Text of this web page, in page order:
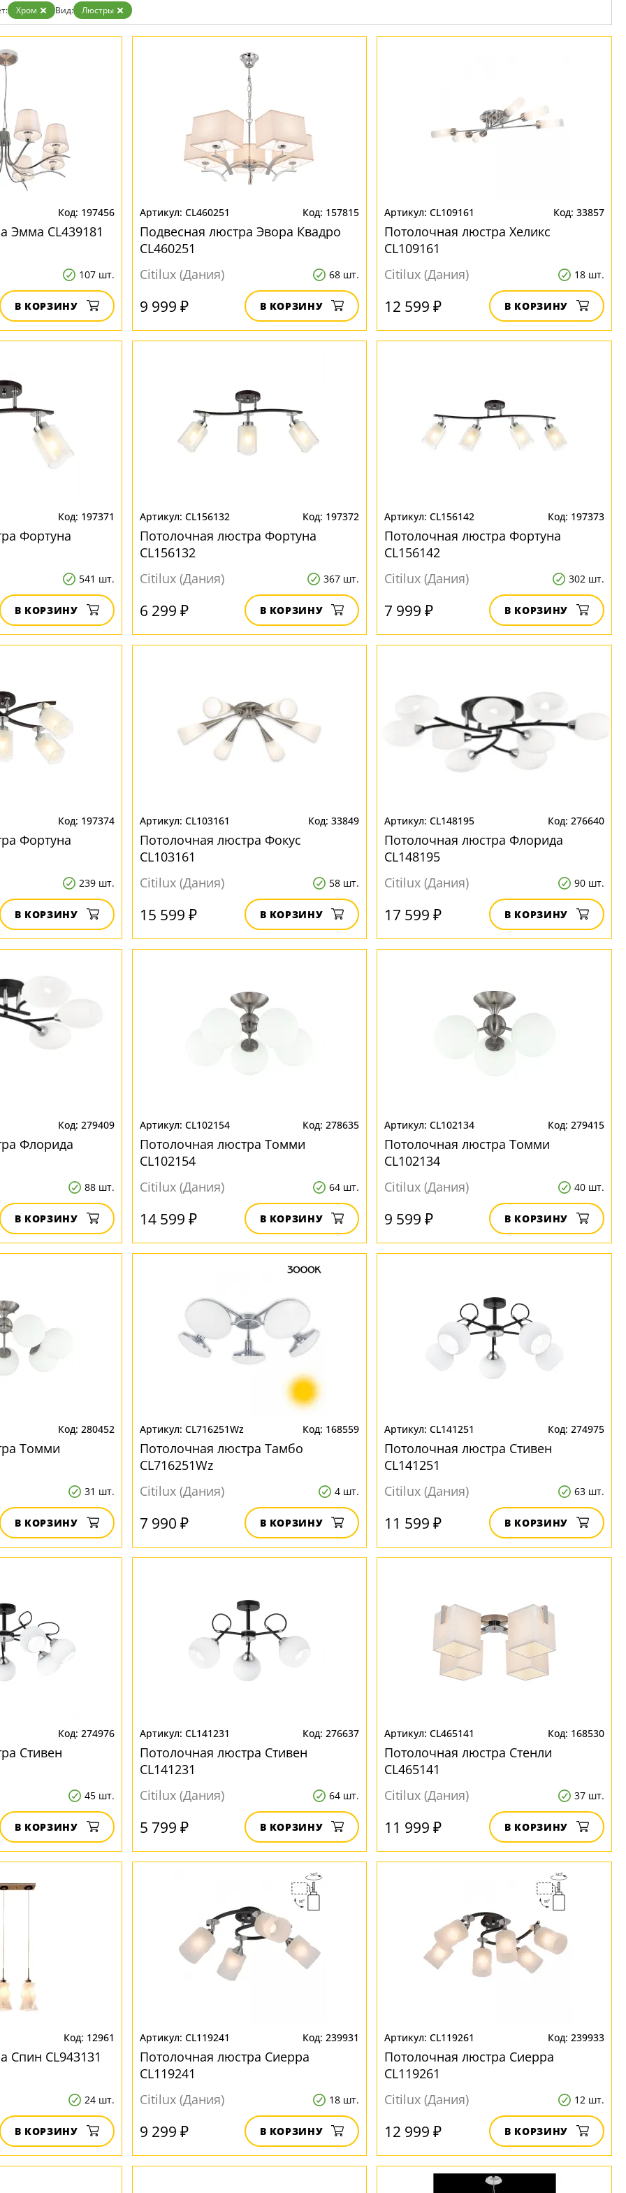
Белые
Бронза
Золото
Хром Вид: Люстры
197456
Эмма CL439181
107 шт.
В КОРЗИНУ
CL460251 157815
Подвесная люстра Эвора Квадро
CL460251
Citilux (Дания)
68 шт.
9 999 ₽ В КОРЗИНУ
CL109161 33857
Потолочная люстра Хеликс
CL109161
Citilux (Дания)
18 шт.
12 599 ₽ В КОРЗИНУ
197371
Фортуна
541 шт.
В КОРЗИНУ
CL156132 197372
Потолочная люстра Фортуна
CL156132
Citilux (Дания)
367 шт.
6 299 ₽ В КОРЗИНУ
CL156142 197373
Потолочная люстра Фортуна
CL156142
Citilux (Дания)
302 шт.
7 999 ₽ В КОРЗИНУ
197374
Фортуна
239 шт.
В КОРЗИНУ
CL103161 33849
Потолочная люстра Фокус
CL103161
Citilux (Дания)
58 шт.
15 599 ₽ В КОРЗИНУ
CL148195 276640
Потолочная люстра Флорида
CL148195
Citilux (Дания)
90 шт.
17 599 ₽ В КОРЗИНУ
279409
Флорида
88 шт.
В КОРЗИНУ
CL102154 278635
Потолочная люстра Томми
CL102154
Citilux (Дания)
64 шт.
14 599 ₽ В КОРЗИНУ
CL102134 279415
Потолочная люстра Томми
CL102134
Citilux (Дания)
40 шт.
9 599 ₽ В КОРЗИНУ
280452
Томми
31 шт.
В КОРЗИНУ
CL716251Wz 168559
Потолочная люстра Тамбо
CL716251Wz
Citilux (Дания)
4 шт.
7 990 ₽ В КОРЗИНУ
CL141251 274975
Потолочная люстра Стивен
CL141251
Citilux (Дания)
63 шт.
11 599 ₽ В КОРЗИНУ
274976
Стивен
45 шт.
В КОРЗИНУ
CL141231 276637
Потолочная люстра Стивен
CL141231
Citilux (Дания)
64 шт.
5 799 ₽ В КОРЗИНУ
CL465141 168530
Потолочная люстра Стенли
CL465141
Citilux (Дания)
37 шт.
11 999 ₽ В КОРЗИНУ
12961
Спин CL943131
24 шт.
В КОРЗИНУ
CL119241 239931
Потолочная люстра Сиерра
CL119241
Citilux (Дания)
18 шт.
9 299 ₽ В КОРЗИНУ
CL119261 239933
Потолочная люстра Сиерра
CL119261
Citilux (Дания)
12 шт.
12 999 ₽ В КОРЗИНУ